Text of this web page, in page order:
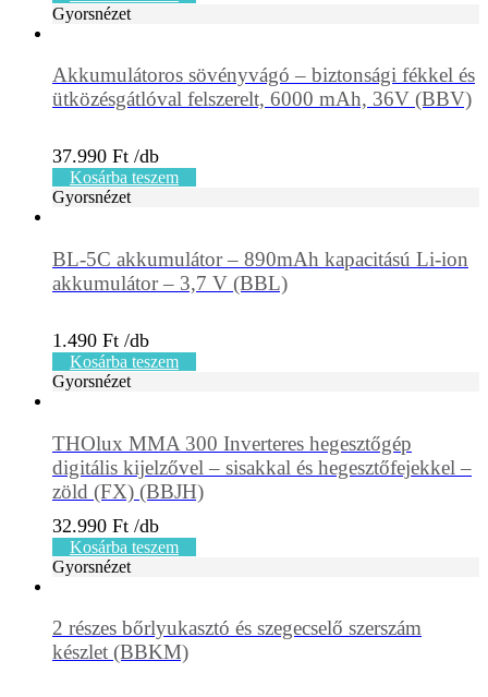
Gyorsnézet
Akkumulátoros sövényvágó – biztonsági fékkel és
ütközésgátlóval felszerelt, 6000 mAh, 36V (BBV)
37.990 Ft
Kosárba teszem
Gyorsnézet
BL-5C akkumulátor – 890mAh kapacitású Li-ion
akkumulátor – 3,7 V (BBL)
1.490 Ft
Kosárba teszem
Gyorsnézet
THOlux MMA 300 Inverteres hegesztőgép
digitális kijelzővel – sisakkal és hegesztőfejekkel –
zöld (FX) (BBJH)
32.990 Ft
Kosárba teszem
Gyorsnézet
2 részes bőrlyukasztó és szegecselő szerszám
készlet (BBKM)